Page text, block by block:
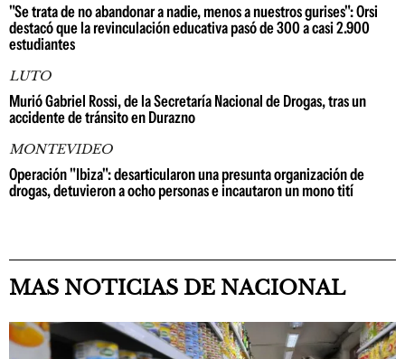
"Se trata de no abandonar a nadie, menos a nuestros gurises": Orsi
destacó que la revinculación educativa pasó de 300 a casi 2.900
estudiantes
LUTO
Murió Gabriel Rossi, de la Secretaría Nacional de Drogas, tras un
accidente de tránsito en Durazno
MONTEVIDEO
Operación "Ibiza": desarticularon una presunta organización de
drogas, detuvieron a ocho personas e incautaron un mono tití
MAS NOTICIAS DE NACIONAL